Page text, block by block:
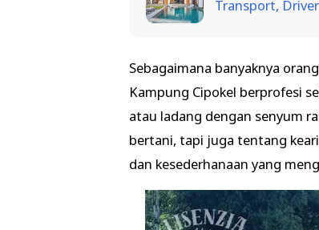
Transport,
Sebagaimana banyaknya
Kampung Cipokel berprofesi
atau ladang dengan senyum
bertani, tapi juga tentang
dan kesederhanaan yang